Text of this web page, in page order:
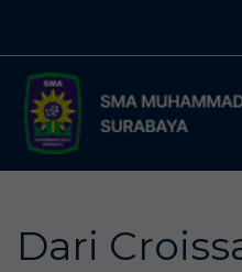
Dari